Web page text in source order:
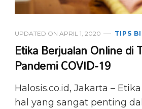
UPDATED ON APRIL 1, 2020 TIPS
Etika Berjualan Online di
Pandemi COVID-19
Halosis.co.id, Jakarta –
hal yang sangat penting